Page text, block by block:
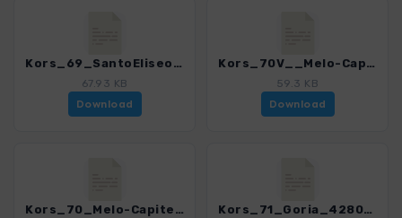
Kors_69_SantoEliseo_4280_18.gpx
67.93 KB
Download
Kors_70V__Melo-Capitello-BoccaSoglia_4280_18.gpx
59.3 KB
Download
Kors_70_Melo-Capitello_4280_18.gpx Kors_71_Goria_4280_18.gpx